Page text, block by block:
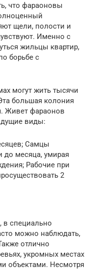
что фараоновы
щели, полости и
Именно с
жильцы квартир,
борьбе с
могут жить тысячи
большая колония
Живет фараонов
виды:
Самцы
до месяца, умирая
Рабочие при
2
в специально
можно наблюдать,
отлично
укромных местах
объектами. Несмотря